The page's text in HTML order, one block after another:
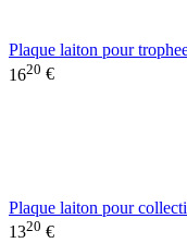
Plaque laiton pour
1620 €
Plaque laiton pour
1320 €